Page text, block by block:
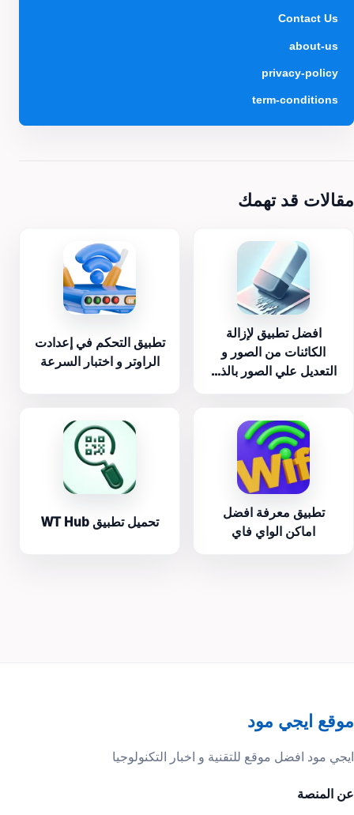
Contact Us
about-us
privacy-policy
term-conditions
مقالات قد تهمك
افضل تطبيق لإزالة
الكائنات من الصور و
التعديل علي الصور بالذ...
تطبيق التحكم في إعدادت
الراوتر و اختبار السرعة
تطبيق معرفة افضل
اماكن الواي فاي
تحميل تطبيق WT Hub
موقع ايجي مود
ايجي مود افضل موقع للتقنية و اخبار التكنولوجيا
عن المنصة